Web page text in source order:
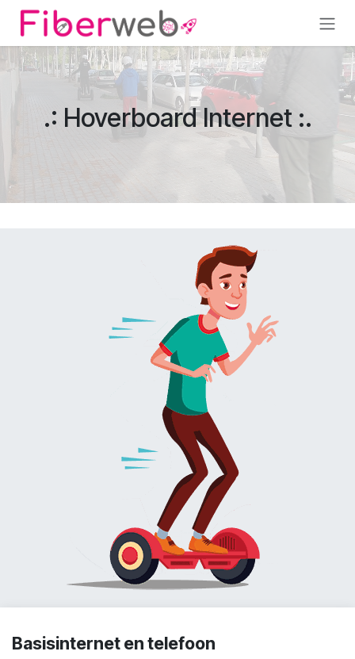
Overslaan naar inhoud
.: Hoverboard Internet :.
Basisinternet en telefoon